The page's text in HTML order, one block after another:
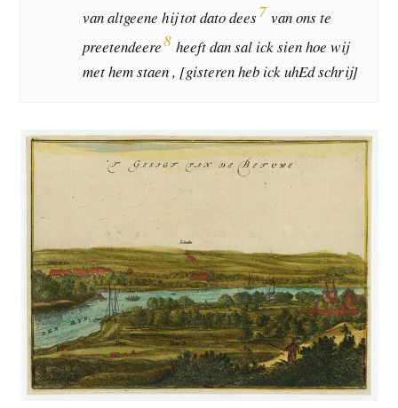
van altgeene hij tot dato dees7 van ons te
preetendeere8 heeft dan sal ick sien hoe wij
met hem staen , [gisteren heb ick uhEd schrij]